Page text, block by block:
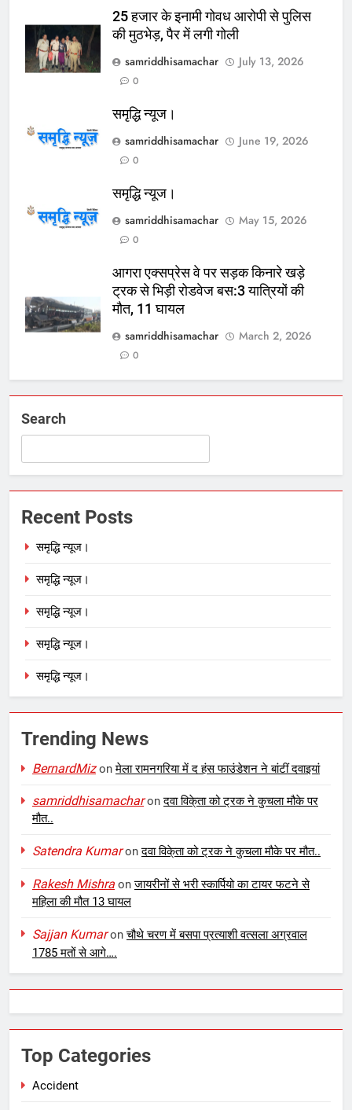
25 हजार के इनामी गोवध आरोपी से पुलिस
की मुठभेड़, पैर में लगी गोली
samriddhisamachar
July 13, 2026
0
समृद्धि न्यूज।
samriddhisamachar
June 19, 2026
0
समृद्धि न्यूज।
samriddhisamachar
May 15, 2026
0
आगरा एक्सप्रेस वे पर सड़क किनारे खड़े
ट्रक से भिड़ी रोडवेज बस:3 यात्रियों की
मौत, 11 घायल
samriddhisamachar
March 2, 2026
0
Search
Recent Posts
समृद्धि न्यूज।
समृद्धि न्यूज।
समृद्धि न्यूज।
समृद्धि न्यूज।
समृद्धि न्यूज।
Trending News
BernardMizonमेला रामनगरिया में द हंस फाउंडेशन ने बांटीं दवाइयां
samriddhisamacharonदवा विके्ता को ट्रक ने कुचला मौके पर
मौत..
Satendra Kumaronदवा विके्ता को ट्रक ने कुचला मौके पर मौत..
Rakesh Mishra onजायरीनों से भरी स्कार्पियो का टायर फटने से
महिला की मौत 13 घायल
Sajjan Kumaronचौथे चरण में बसपा प्रत्याशी वत्सला अग्रवाल
1785 मतों से आगे….
Top Categories
Accident